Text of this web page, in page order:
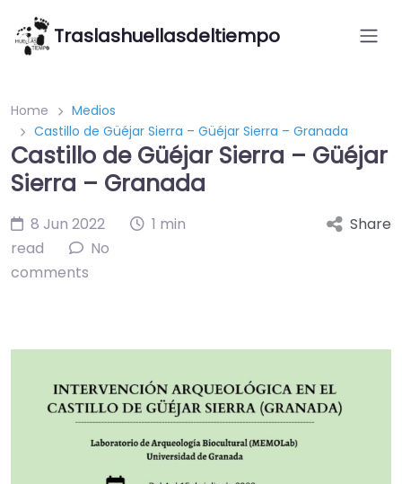
Traslashuellasdeltiempo
Home
Medios
Castillo de Güéjar Sierra – Güéjar Sierra – Granada
Castillo de Güéjar Sierra – Güéjar
Sierra – Granada
8 Jun 2022
1 min
read
No
comments
Share